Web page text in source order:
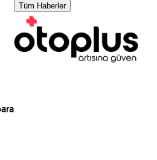
Tüm Haberler